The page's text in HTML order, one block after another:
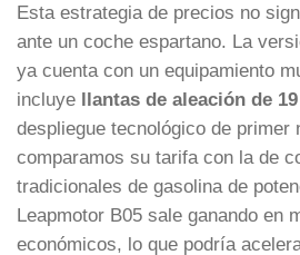
Esta estrategia de precios no
ante un coche espartano. La
ya cuenta con un equipamiento
incluye llantas de aleación de
despliegue tecnológico de primer
comparamos su tarifa con la de
tradicionales de gasolina de
Leapmotor B05 sale ganando en
económicos, lo que podría